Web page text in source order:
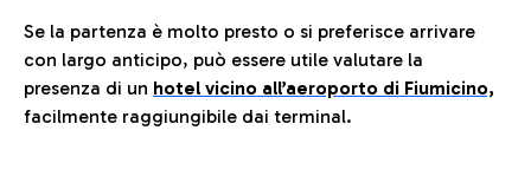
Se la partenza è molto presto o si preferisce arrivare
con largo anticipo, può essere utile valutare la
presenza di un hotel vicino all’aeroporto di Fiumicino,
facilmente raggiungibile dai terminal.